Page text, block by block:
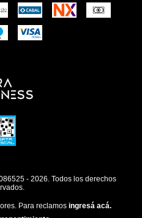
- 2026. Todos los derechos
Para reclamos ingresá acá.